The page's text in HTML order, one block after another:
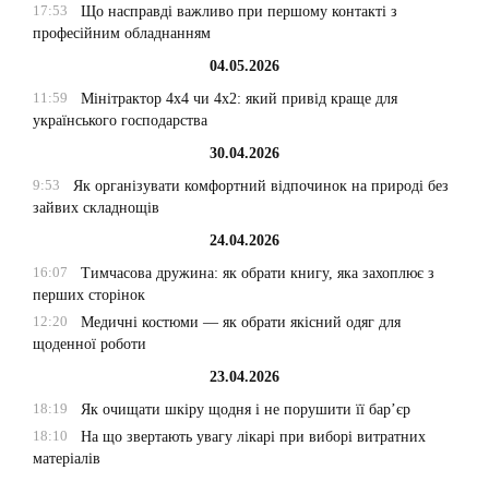
17:53
Що насправді важливо при першому контакті з
професійним обладнанням
04.05.2026
11:59
Мінітрактор 4х4 чи 4х2: який привід краще для
українського господарства
30.04.2026
9:53
Як організувати комфортний відпочинок на природі без
зайвих складнощів
24.04.2026
16:07
Тимчасова дружина: як обрати книгу, яка захоплює з
перших сторінок
12:20
Медичні костюми — як обрати якісний одяг для
щоденної роботи
23.04.2026
18:19
Як очищати шкіру щодня і не порушити її бар’єр
18:10
На що звертають увагу лікарі при виборі витратних
матеріалів